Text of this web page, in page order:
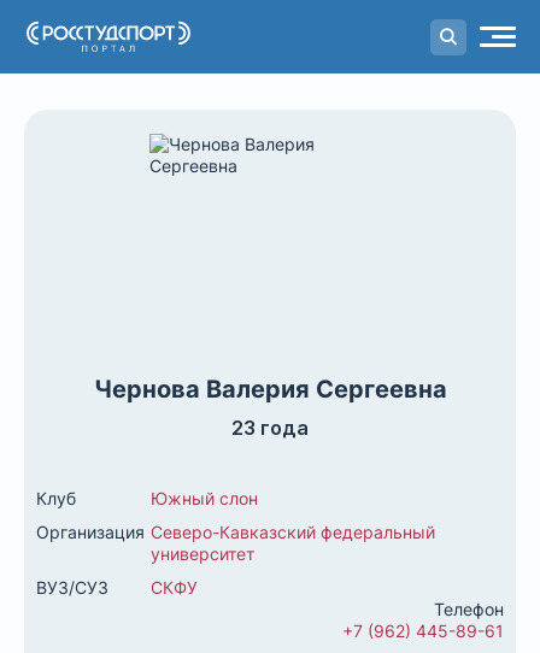
Порталстуденческого спорта
Чернова Валерия Сергеевна
23 года
Клуб
Южный слон
Организация Северо-Кавказский федеральный
университет
ВУЗ/СУЗ
СКФУ
Телефон
+7 (962) 445-89-61